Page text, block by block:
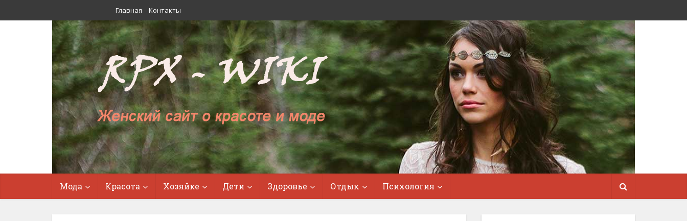
Главная Контакты
Мода Красота Хозяйке Дети Здоровье Отдых Психология